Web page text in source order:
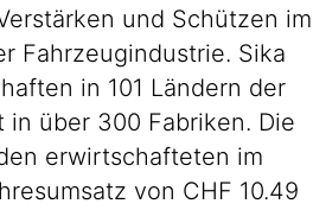
und Schützen im
Fahrzeugindustrie. Sika
in 101 Ländern der
über 300 Fabriken. Die
erwirtschafteten im
von CHF 10.49